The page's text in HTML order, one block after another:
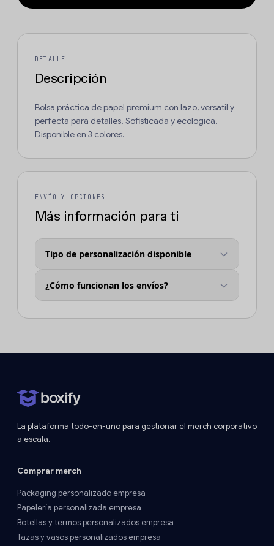
DETALLE
Descripción
Bolsa práctica de papel premium con lazo, versatil y
perfecta para detalles. Sofisticada y ecológica.
Disponible en 3 colores.
ENVÍO Y OPCIONES
Más información para ti
Tipo de personalización disponible
¿Cómo funcionan los envíos?
La plataforma todo-en-uno para gestionar el merch corporativo
a escala.
Comprar merch
Packaging personalizado empresa
Papelería personalizada empresa
Botellas y termos personalizados empresa
Tazas y vasos personalizados empresa